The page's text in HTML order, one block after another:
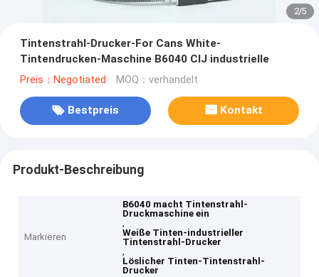
2/5
Tintenstrahl-Drucker-For Cans White-
Tintendrucken-Maschine B6040 CIJ industrielle
Preis：Negotiated MOQ：verhandelt
Bestpreis Kontakt
Produkt-Beschreibung
Markieren
B6040 macht Tintenstrahl-
Druckmaschine ein
,
Weiße Tinten-industrieller
Tintenstrahl-Drucker
,
Löslicher Tinten-Tintenstrahl-
Drucker